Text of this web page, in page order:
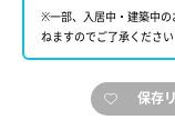
※一部、入居中・建築中
ねますのでご了承ください
保存